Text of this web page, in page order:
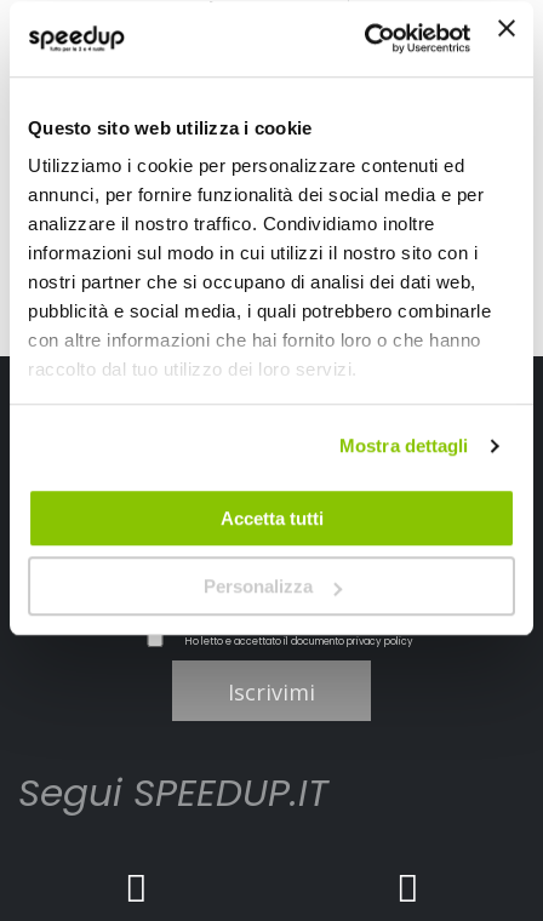
Questo sito web utilizza i cookie
Utilizziamo i cookie per personalizzare contenuti ed
annunci, per fornire funzionalità dei social media e per
analizzare il nostro traffico. Condividiamo inoltre
informazioni sul modo in cui utilizzi il nostro sito con i
nostri partner che si occupano di analisi dei dati web,
pubblicità e social media, i quali potrebbero combinarle
con altre informazioni che hai fornito loro o che hanno
raccolto dal tuo utilizzo dei loro servizi.
Mostra dettagli
Accetta tutti
Personalizza
Supporto smartphone con custodia - INTERPHONE
INTERPHONE
39,55 €
NOVAK
Iscriviti alla newsletter Speedup
Ricevi subito uno sconto del 10% per il tuo primo acquisto online!
Ho letto e accettato il documentoprivacy policy
Iscrivimi
Segui SPEEDUP.IT